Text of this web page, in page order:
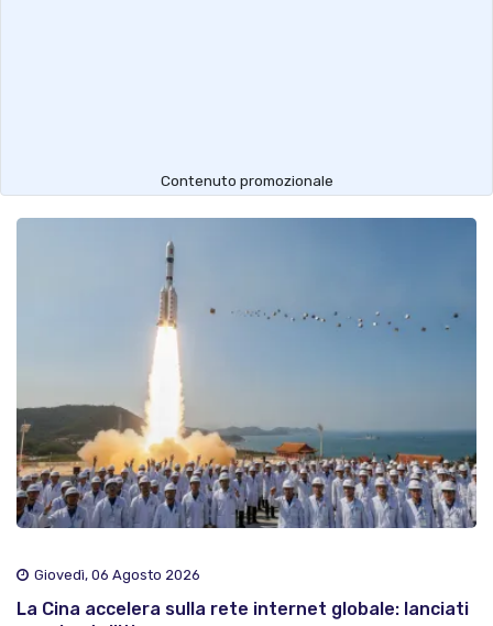
Contenuto promozionale
Giovedì, 06 Agosto 2026
La Cina accelera sulla rete internet globale: lanciati